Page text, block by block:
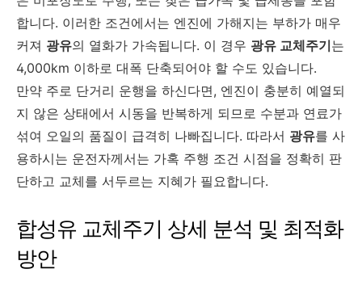
합니다. 이러한 조건에서는 엔진에 가해지는 부하가 매우
커져 광유의 열화가 가속됩니다. 이 경우 광유 교체주기는
4,000km 이하로 대폭 단축되어야 할 수도 있습니다.
만약 주로 단거리 운행을 하신다면, 엔진이 충분히 예열되
지 않은 상태에서 시동을 반복하게 되므로 수분과 연료가
섞여 오일의 품질이 급격히 나빠집니다. 따라서 광유를 사
용하시는 운전자께서는 가혹 주행 조건 시점을 정확히 판
단하고 교체를 서두르는 지혜가 필요합니다.
합성유 교체주기 상세 분석 및 최적화
방안